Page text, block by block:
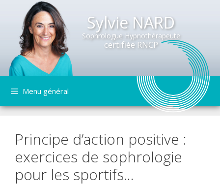
Sylvie NARD
Sophrologue Hypnothérapeute
certifiée RNCP
contenu
Menu général
Principe d’action positive :
exercices de sophrologie
pour les sportifs…